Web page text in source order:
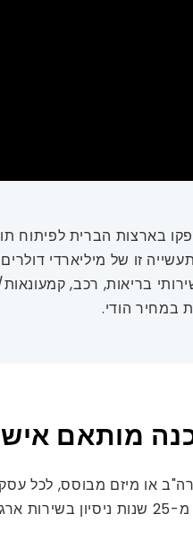
זו של מיליארדי
בריאות, רכב,
במחיר הודי.
מותאם
חברת פיתוח תוכנה מותאמת אישית